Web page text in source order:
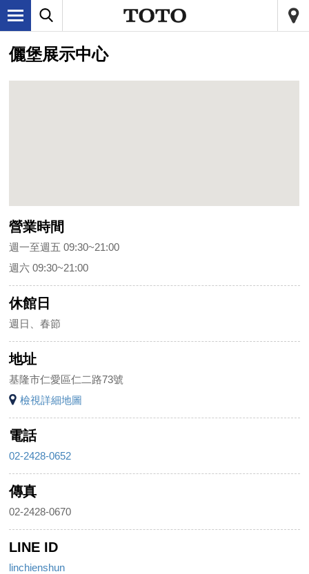
儷堡展示中心
營業時間
週一至週五 09:30~21:00
週六 09:30~21:00
休館日
週日、春節
地址
基隆市仁愛區仁二路73號
檢視詳細地圖
電話
02-2428-0652
傳真
02-2428-0670
LINE ID
linchienshun